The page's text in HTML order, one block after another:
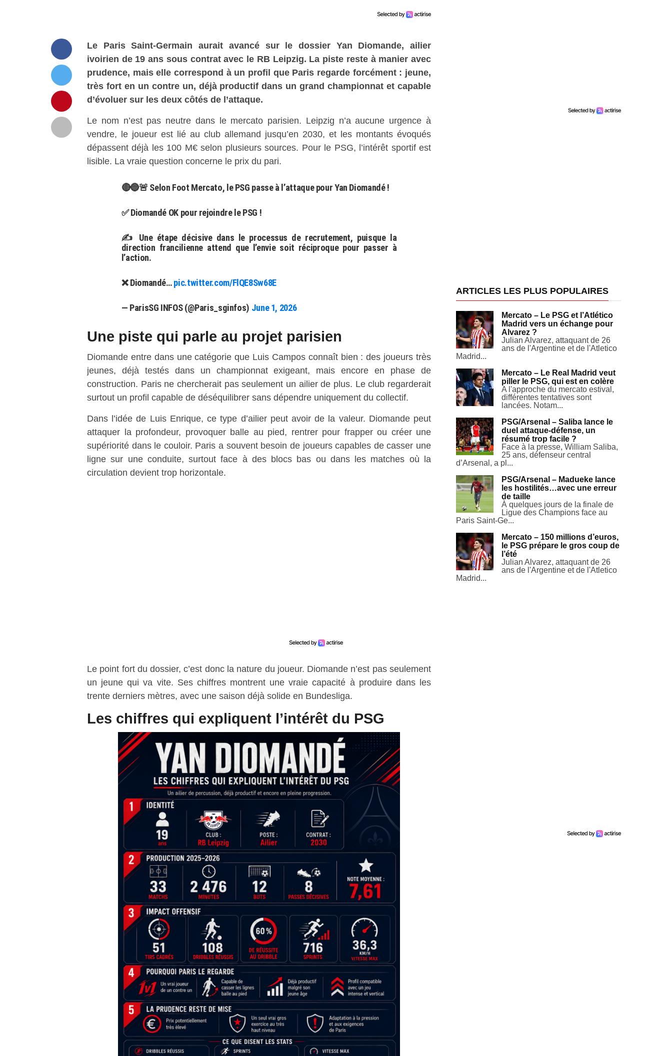
Le Paris Saint-Germain aurait avancé sur le dossier Yan Diomande, ailier
ivoirien de 19 ans sous contrat avec le RB Leipzig. La piste reste à manier avec
prudence, mais elle correspond à un profil que Paris regarde forcément : jeune,
très fort en un contre un, déjà productif dans un grand championnat et capable
d’évoluer sur les deux côtés de l’attaque.
Le nom n’est pas neutre dans le mercato parisien. Leipzig n’a aucune urgence à
vendre, le joueur est lié au club allemand jusqu’en 2030, et les montants évoqués
dépassent déjà les 100 M€ selon plusieurs sources. Pour le PSG, l’intérêt sportif est
lisible. La vraie question concerne le prix du pari.
🔴🔵🚨 Selon Foot Mercato, le PSG passe à l’attaque pour Yan Diomandé !
✅ Diomandé OK pour rejoindre le PSG !
✍️ Une étape décisive dans le processus de recrutement, puisque la
direction francilienne attend que l’envie soit réciproque pour passer à
l’action.
❌ Diomandé…pic.twitter.com/FlQE8Sw68E
— ParisSG INFOS (@Paris_sginfos) June 1, 2026
Une piste qui parle au projet parisien
Diomande entre dans une catégorie que Luis Campos connaît bien : des joueurs très
jeunes, déjà testés dans un championnat exigeant, mais encore en phase de
construction. Paris ne chercherait pas seulement un ailier de plus. Le club regarderait
surtout un profil capable de déséquilibrer sans dépendre uniquement du collectif.
Dans l’idée de Luis Enrique, ce type d’ailier peut avoir de la valeur. Diomande peut
attaquer la profondeur, provoquer balle au pied, rentrer pour frapper ou créer une
supériorité dans le couloir. Paris a souvent besoin de joueurs capables de casser une
ligne sur une conduite, surtout face à des blocs bas ou dans les matches où la
circulation devient trop horizontale.
Le point fort du dossier, c’est donc la nature du joueur. Diomande n’est pas seulement
un jeune qui va vite. Ses chiffres montrent une vraie capacité à produire dans les
trente derniers mètres, avec une saison déjà solide en Bundesliga.
Les chiffres qui expliquent l’intérêt du PSG
ARTICLES LES PLUS POPULAIRES
Mercato – Le PSG et l’Atlético
Madrid vers un échange pour
Alvarez ?
Julian Alvarez, attaquant de 26
ans de l'Argentine et de l'Atletico
Madrid...
Mercato – Le Real Madrid veut
piller le PSG, qui est en colère
A l'approche du mercato estival,
différentes tentatives sont
lancées. Notam...
PSG/Arsenal – Saliba lance le
duel attaque-défense, un
résumé trop facile ?
Face à la presse, William Saliba,
25 ans, défenseur central
d’Arsenal, a pl...
PSG/Arsenal – Madueke lance
les hostilités…avec une erreur
de taille
À quelques jours de la finale de
Ligue des Champions face au
Paris Saint-Ge...
Mercato – 150 millions d’euros,
le PSG prépare le gros coup de
l’été
Julian Alvarez, attaquant de 26
ans de l'Argentine et de l'Atletico
Madrid...